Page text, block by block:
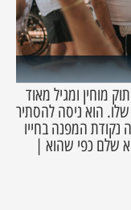
שיתוק מוחין ומגיל מאוד
הוא ניסה להסתיר
נקודת המפנה בחייו
שלם כפי שהוא |